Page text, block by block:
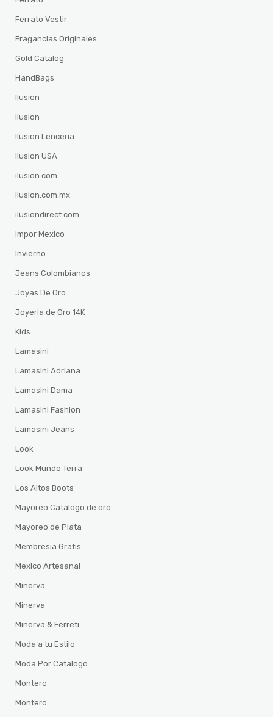
Ferrato Vestir
Fragancias Originales
Gold Catalog
HandBags
Ilusion
Ilusion
Ilusion Lenceria
Ilusion USA
ilusion.com
ilusion.com.mx
ilusiondirect.com
Impor Mexico
Invierno
Jeans Colombianos
Joyas De Oro
Joyeria de Oro 14K
Kids
Lamasini
Lamasini Adriana
Lamasini Dama
Lamasini Fashion
Lamasini Jeans
Look
Look Mundo Terra
Los Altos Boots
Mayoreo Catalogo de oro
Mayoreo de Plata
Membresia Gratis
Mexico Artesanal
Minerva
Minerva
Minerva & Ferreti
Moda a tu Estilo
Moda Por Catalogo
Montero
Montero